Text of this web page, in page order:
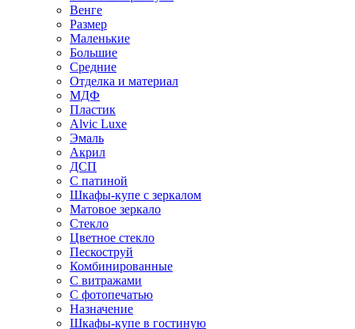
Венге
Размер
Маленькие
Большие
Средние
Отделка и материал
МДФ
Пластик
Alvic Luxe
Эмаль
Акрил
ДСП
С патиной
Шкафы-купе с зеркалом
Матовое зеркало
Стекло
Цветное стекло
Пескоструй
Комбинированные
С витражами
С фотопечатью
Назначение
Шкафы-купе в гостиную